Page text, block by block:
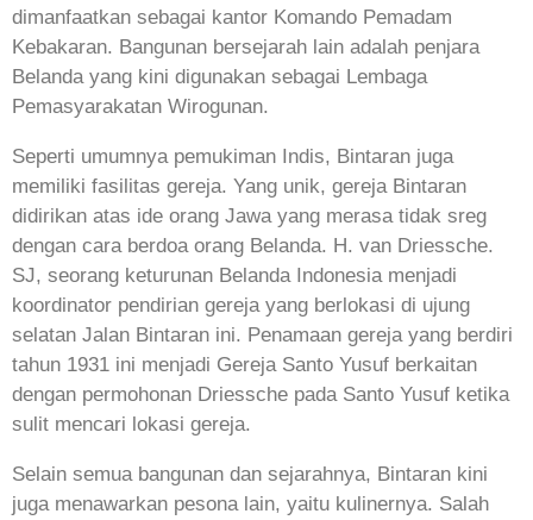
dimanfaatkan sebagai kantor Komando Pemadam
Kebakaran. Bangunan bersejarah lain adalah penjara
Belanda yang kini digunakan sebagai Lembaga
Pemasyarakatan Wirogunan.
Seperti umumnya pemukiman Indis, Bintaran juga
memiliki fasilitas gereja. Yang unik, gereja Bintaran
didirikan atas ide orang Jawa yang merasa tidak sreg
dengan cara berdoa orang Belanda. H. van Driessche.
SJ, seorang keturunan Belanda Indonesia menjadi
koordinator pendirian gereja yang berlokasi di ujung
selatan Jalan Bintaran ini. Penamaan gereja yang berdiri
tahun 1931 ini menjadi Gereja Santo Yusuf berkaitan
dengan permohonan Driessche pada Santo Yusuf ketika
sulit mencari lokasi gereja.
Selain semua bangunan dan sejarahnya, Bintaran kini
juga menawarkan pesona lain, yaitu kulinernya. Salah